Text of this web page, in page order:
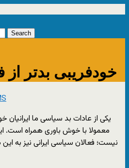
خودفریبی بدتر
یکی از عادات بد سیاسی ما
معمولا با خوش باوری همراه
نیست؛ فعالان سیاسی ایرانی نیز به